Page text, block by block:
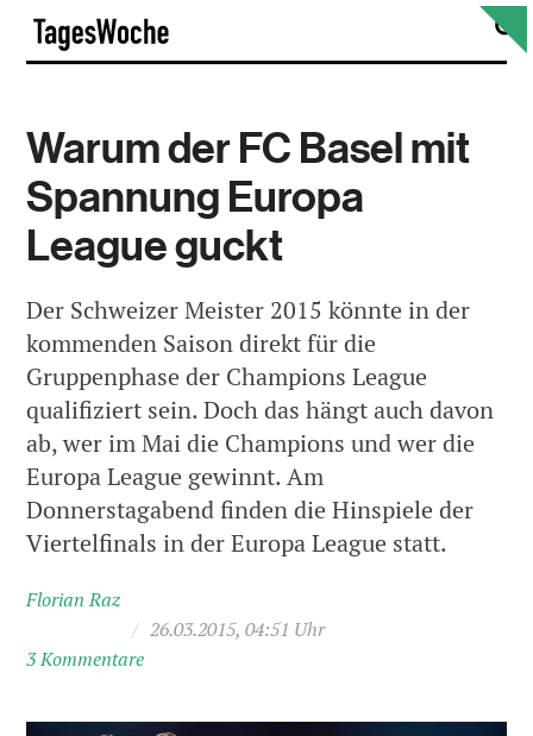
Skip
content
Warum der FC Basel mit
Spannung Europa
League guckt
Der Schweizer Meister 2015 könnte in der
kommenden Saison direkt für die
Gruppenphase der Champions League
qualifiziert sein. Doch das hängt auch davon
ab, wer im Mai die Champions und wer die
Europa League gewinnt. Am
Donnerstagabend finden die Hinspiele der
Viertelfinals in der Europa League statt.
Florian Raz
/ 26.03.2015, 04:51 Uhr
3 Kommentare